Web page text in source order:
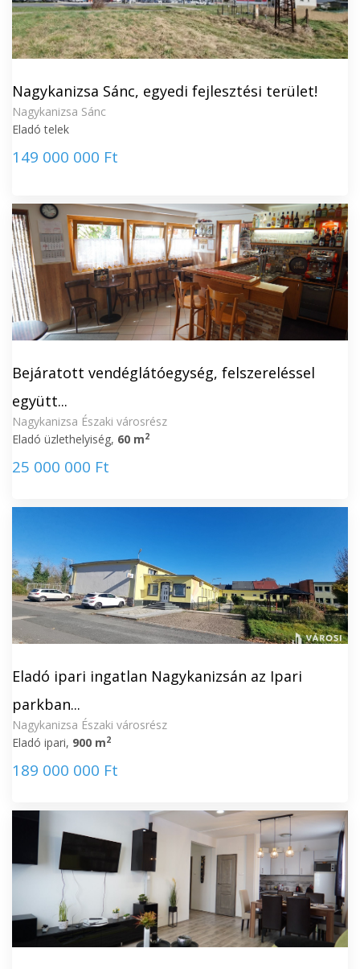
Nagykanizsa Sánc, egyedi fejlesztési terület!
Nagykanizsa Sánc
Eladó telek
149 000 000 Ft
Bejáratott vendéglátóegység, felszereléssel
együtt...
Nagykanizsa Északi városrész
Eladó üzlethelyiség, 60 m2
25 000 000 Ft
Eladó ipari ingatlan Nagykanizsán az Ipari
parkban...
Nagykanizsa Északi városrész
Eladó ipari, 900 m2
189 000 000 Ft